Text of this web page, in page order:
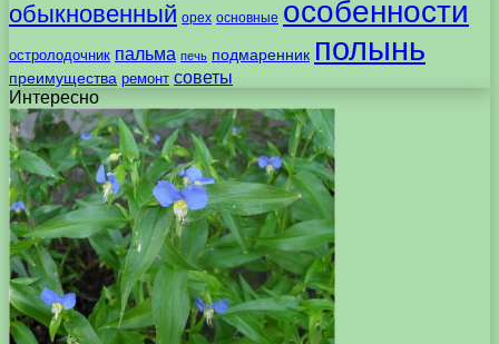
обыкновенный орех основные особенности
остролодочник пальма печь подмаренник полынь
преимущества ремонт советы
Интересно